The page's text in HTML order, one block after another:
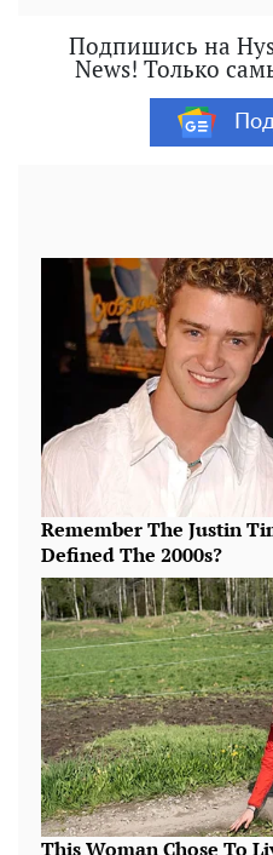
Подпишись на
News! Только